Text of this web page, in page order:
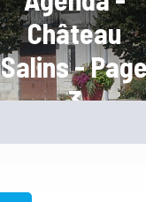
Château
Salins -
3